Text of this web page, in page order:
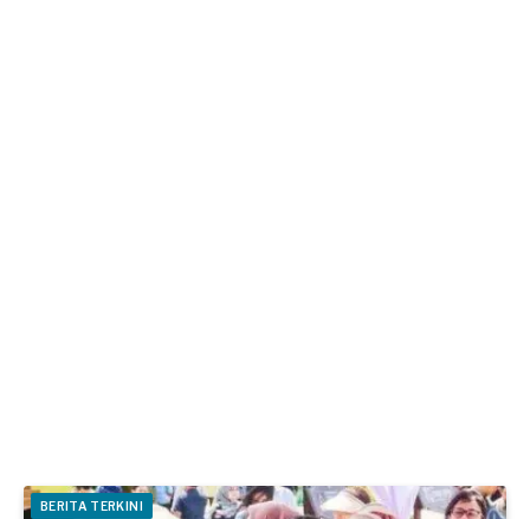
BERITA TERKINI